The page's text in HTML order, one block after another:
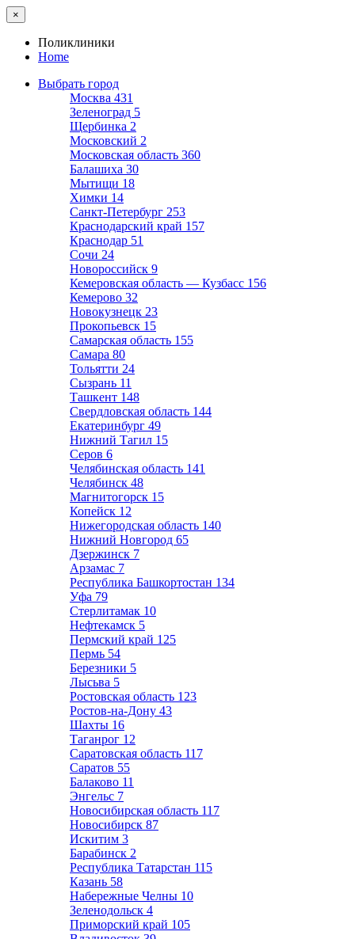
×
Поликлиники
Home
Выбрать город
Москва 431
Зеленоград 5
Щербинка 2
Московский 2
Московская область 360
Балашиха 30
Мытищи 18
Химки 14
Санкт-Петербург 253
Краснодарский край 157
Краснодар 51
Сочи 24
Новороссийск 9
Кемеровская область — Кузбасс 156
Кемерово 32
Новокузнецк 23
Прокопьевск 15
Самарская область 155
Самара 80
Тольятти 24
Сызрань 11
Ташкент 148
Свердловская область 144
Екатеринбург 49
Нижний Тагил 15
Серов 6
Челябинская область 141
Челябинск 48
Магнитогорск 15
Копейск 12
Нижегородская область 140
Нижний Новгород 65
Дзержинск 7
Арзамас 7
Республика Башкортостан 134
Уфа 79
Стерлитамак 10
Нефтекамск 5
Пермский край 125
Пермь 54
Березники 5
Лысьва 5
Ростовская область 123
Ростов-на-Дону 43
Шахты 16
Таганрог 12
Саратовская область 117
Саратов 55
Балаково 11
Энгельс 7
Новосибирская область 117
Новосибирск 87
Искитим 3
Барабинск 2
Республика Татарстан 115
Казань 58
Набережные Челны 10
Зеленодольск 4
Приморский край 105